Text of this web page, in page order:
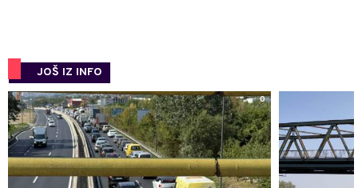
JOŠ IZ INFO
0